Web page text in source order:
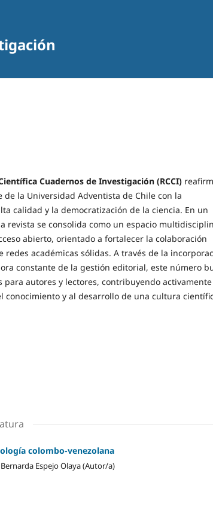
Cuadernos de Investigación (RCCI)
la Universidad Adventista de Chile con la
calidad y la democratización de la ciencia. En un
revista se consolida como un espacio
abierto, orientado a fortalecer la colaboración
redes académicas sólidas. A través de la
constante de la gestión editorial, este número
autores y lectores, contribuyendo
conocimiento y al desarrollo de una cultura
colombo-venezolana
Espejo Olaya (Autor/a)